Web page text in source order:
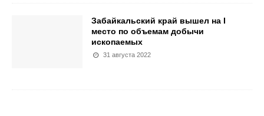
Забайкальский край вышел на I
место по объемам добычи
ископаемых
31 августа 2022